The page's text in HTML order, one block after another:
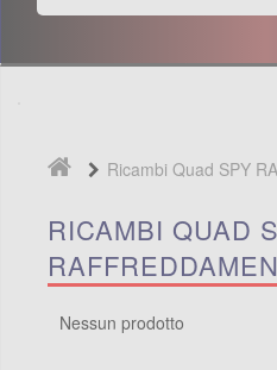
Ricambi Quad SPY
SPY350F1
Raffreddamento
RICAMBI QUAD
Nessun prodotto